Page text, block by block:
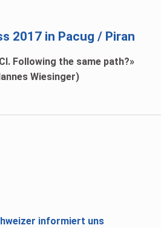
2017 in Pacug / Piran
Following the same path?»
Wiesinger)
informiert uns